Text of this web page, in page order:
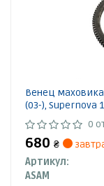
Венец маховика
(03-), Supernova
0
680 ₴
Артикул:
ASAM